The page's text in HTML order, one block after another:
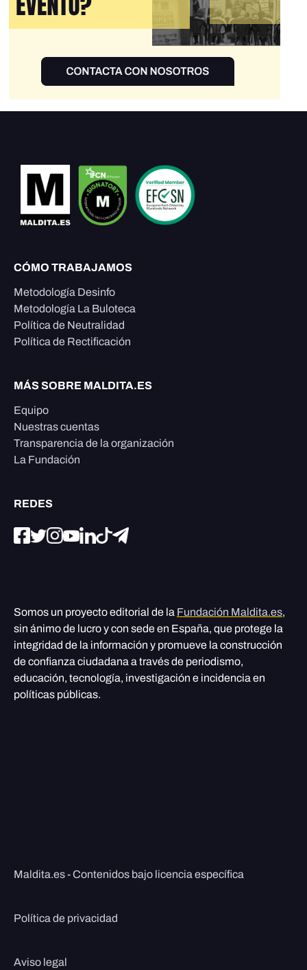
CÓMO TRABAJAMOS
Metodología Desinfo
Metodología La Buloteca
Política de Neutralidad
Política de Rectificación
MÁS SOBRE MALDITA.ES
Equipo
Nuestras cuentas
Transparencia de la organización
La Fundación
REDES
Somos un proyecto editorial de la Fundación Maldita.es,
sin ánimo de lucro y con sede en España, que protege la
integridad de la información y promueve la construcción
de confianza ciudadana a través de periodismo,
educación, tecnología, investigación e incidencia en
políticas públicas.
Maldita.es - Contenidos bajo licencia específica
Política de privacidad
Aviso legal